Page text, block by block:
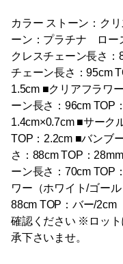
カラー ストーン：ク
ーン：プラチナ ロー
クレスチェーン長さ
チェーン長さ：95cm
1.5cm ■クリアフラワ
ーン長さ：96cm
1.4cm×0.7cm ■サーク
TOP：2.2cm ■バンブ
さ：88cm TOP：
ーン長さ：70cm TOP
ワー（ホワイト/ゴー
88cm TOP：バー/
確認ください ※ロット
承下さいませ。